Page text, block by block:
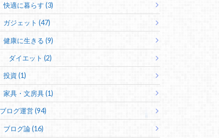
快適に暮らす (3)
ガジェット (47)
健康に生きる (9)
ダイエット (2)
投資 (1)
家具・文房具 (1)
ブログ運営 (94)
ブログ論 (16)